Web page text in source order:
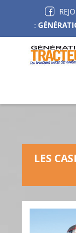
:
LES